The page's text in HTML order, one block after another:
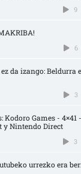
9
6
da izango: Beldurra
3
Kodoro Games - 4×41
y Nintendo Direct
3
urrezko era